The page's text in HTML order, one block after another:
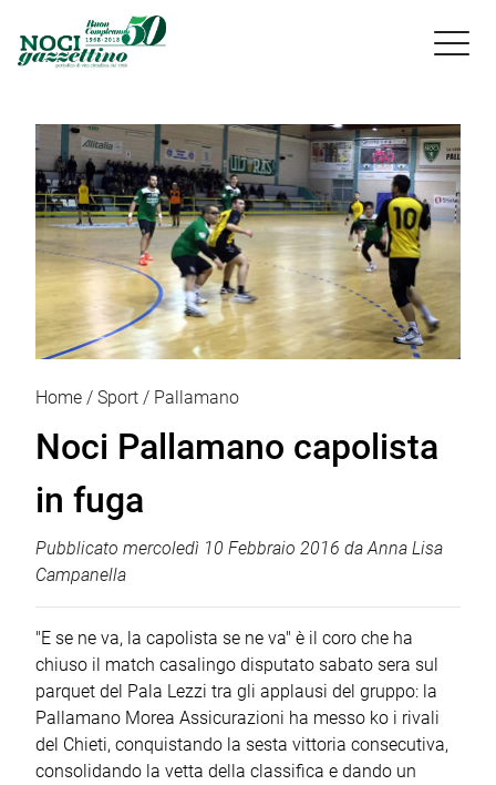

Home Sport Pallamano
Noci Pallamano capolista
in fuga
Pubblicato mercoledì 10 Febbraio 2016 daAnna Lisa
Campanella
"E se ne va, la capolista se ne va" è il coro che ha
chiuso il match casalingo disputato sabato sera sul
parquet del Pala Lezzi tra gli applausi del gruppo: la
Pallamano Morea Assicurazioni ha messo ko i rivali
del Chieti, conquistando la sesta vittoria consecutiva,
consolidando la vetta della classifica e dando un